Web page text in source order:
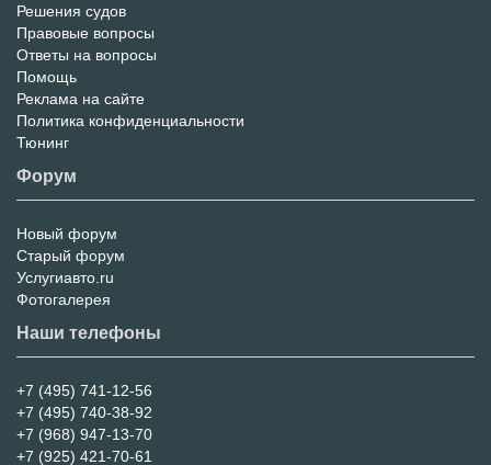
Решения судов
Правовые вопросы
Ответы на вопросы
Помощь
Реклама на сайте
Политика конфиденциальности
Тюнинг
Форум
Форум
Новый форум
Старый форум
Услугиавто.ru
Фотогалерея
Наши телефоны
+7 (495) 741-12-56
+7 (495) 740-38-92
+7 (968) 947-13-70
+7 (925) 421-70-61